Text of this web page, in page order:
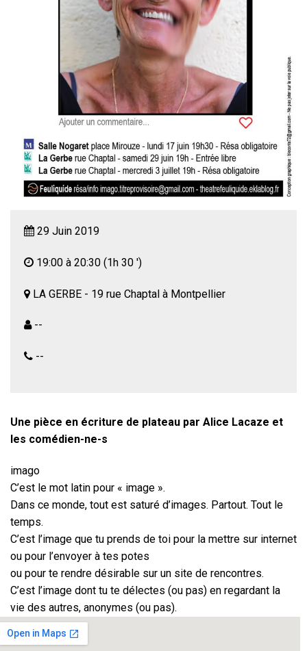
29 Juin 2019
19:00 à 20:30 (1h 30 ')
LA GERBE - 19 rue Chaptal à Montpellier
--
--
Une pièce en écriture de plateau par Alice Lacaze et
les comédien-ne-s
imago
C’est le mot latin pour « image ».
Dans ce monde, tout est saturé d’images. Partout. Tout le
temps.
C’est l’image que tu prends de toi pour la mettre sur internet
ou pour l’envoyer à tes potes
ou pour te rendre désirable sur un site de rencontres.
C’est l’image dont tu te délectes (ou pas) en regardant la
vie des autres, anonymes (ou pas).
C’est l’image que tu te fais de la famille, de la beauté, de la
vieillesse.